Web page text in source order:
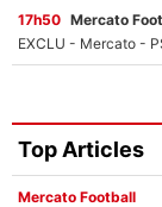
17h50 Mercato
EXCLU - Mercato -
Top Articles
Mercato Football